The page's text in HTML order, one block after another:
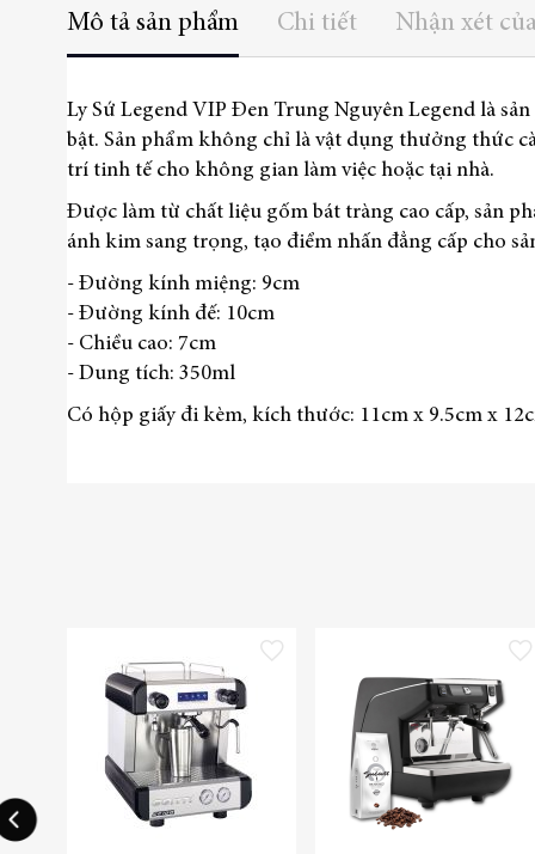
Mô tả sản phẩm
Ly Sứ Legend VIP Đen Trung Nguyên Legend là
bật. Sản phẩm không chỉ là vật dụng thưởng thức
trí tinh tế cho không gian làm việc hoặc tại nhà.
Được làm từ chất liệu gốm bát tràng cao cấp, sản
ánh kim sang trọng, tạo điểm nhấn đẳng cấp cho
- Đường kính miệng: 9cm
- Đường kính đế: 10cm
- Chiều cao: 7cm
- Dung tích: 350ml
Có hộp giấy đi kèm, kích thước: 11cm x 9.5cm x
Chi tiết Nhận xét
Thêm vào danh sách yêu thích